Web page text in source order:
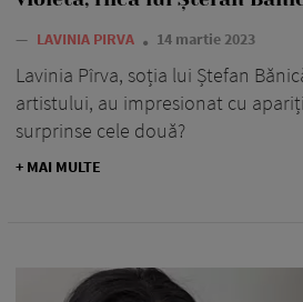
— LAVINIA PIRVA 14 martie 2023
Lavinia Pîrva, soția lui Ștefan
artistului, au impresionat cu
surprinse cele două?
+ MAI MULTE